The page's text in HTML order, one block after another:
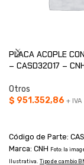
PLACA ACOPLE
– CASD32017 –
Otros
$ 951.352,86 + IVA
Código de Parte:
Marca: CNH Foto: la
Ilustrativa. Tipo de cambio